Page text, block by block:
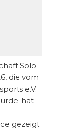
Solo
die vom
e.V.
hat
gezeigt.